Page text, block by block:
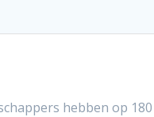
hebben op